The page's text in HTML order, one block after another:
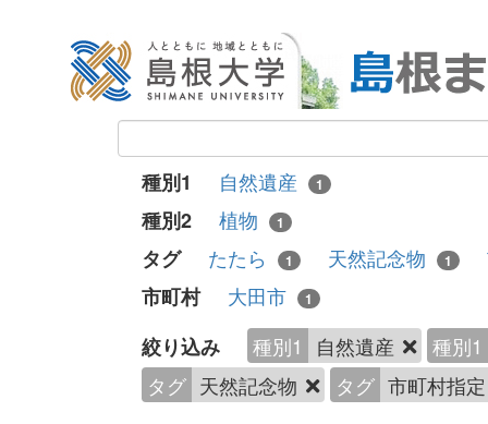
種別1 自然遺産 1
種別2 植物 1
タグ たたら 1 天然記念物 1
市町村
大田市 1
絞り込み 種別1 自然遺産
種別1
タグ 天然記念物 タグ 市町村指